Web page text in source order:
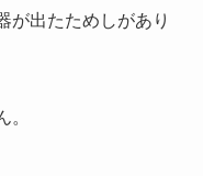
が出たためしがあり
。